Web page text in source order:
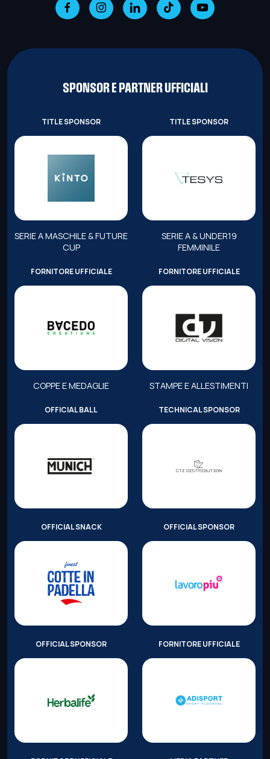
SPONSOR E PARTNER UFFICIALI
TITLE SPONSOR
SERIE A MASCHILE & FUTURE
CUP
TITLE SPONSOR
SERIE A & UNDER19
FEMMINILE
FORNITORE UFFICIALE
COPPE E MEDAGLIE
FORNITORE UFFICIALE
STAMPE E ALLESTIMENTI
OFFICIAL BALL TECHNICAL SPONSOR
OFFICIAL SNACK OFFICIAL SPONSOR
OFFICIAL SPONSOR FORNITORE UFFICIALE